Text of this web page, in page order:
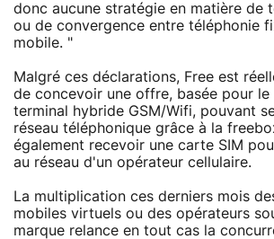
donc aucune stratégie en matière de
ou de convergence entre téléphonie
mobile. "
Malgré ces déclarations, Free est
de concevoir une offre, basée pour le
terminal hybride GSM/Wifi, pouvant
réseau téléphonique grâce à la
également recevoir une carte SIM
au réseau d'un opérateur cellulaire.
La multiplication ces derniers mois
mobiles virtuels ou des opérateurs
marque relance en tout cas la